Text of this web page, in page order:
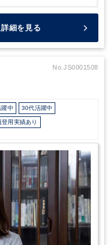
細を見る
No.JS0001508
中 30代活躍中
登用実績あり
できます） 週数日OK
可能） 週3日からOK
フルタイム
ィンワークがメイン
かせる freee